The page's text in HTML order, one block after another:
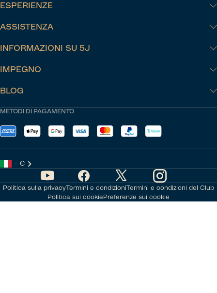
METODI DI PAGAMENTO
- €
ESPERIENZE
ASSISTENZA
INFORMAZIONI SU 5J
IMPEGNO
BLOG
Politica sulla privacyTermini e condizioniTermini e condizioni del Club
Politica sui cookiePreferenze sui cookie